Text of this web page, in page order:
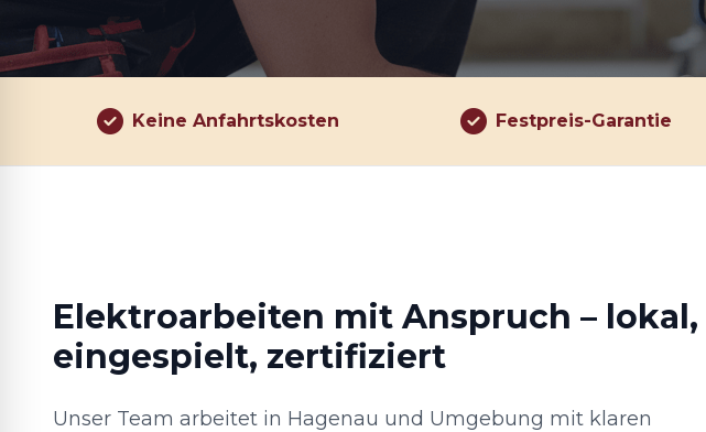
Keine Anfahrtskosten Festpreis-Garantie
Elektroarbeiten mit Anspruch – lokal,
eingespielt, zertifiziert
Unser Team arbeitet in Hagenau und Umgebung mit klaren